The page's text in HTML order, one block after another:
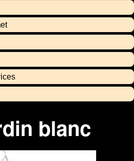
blanc